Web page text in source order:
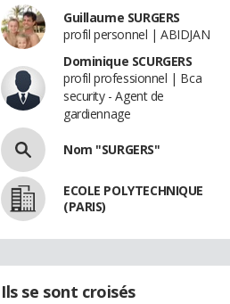
Guillaume SURGERS
profil personnel | ABIDJAN
Dominique SCURGERS
profil professionnel | Bca
security - Agent de
gardiennage
Nom "SURGERS"
ECOLE POLYTECHNIQUE
(PARIS)
Ils se sont croisés